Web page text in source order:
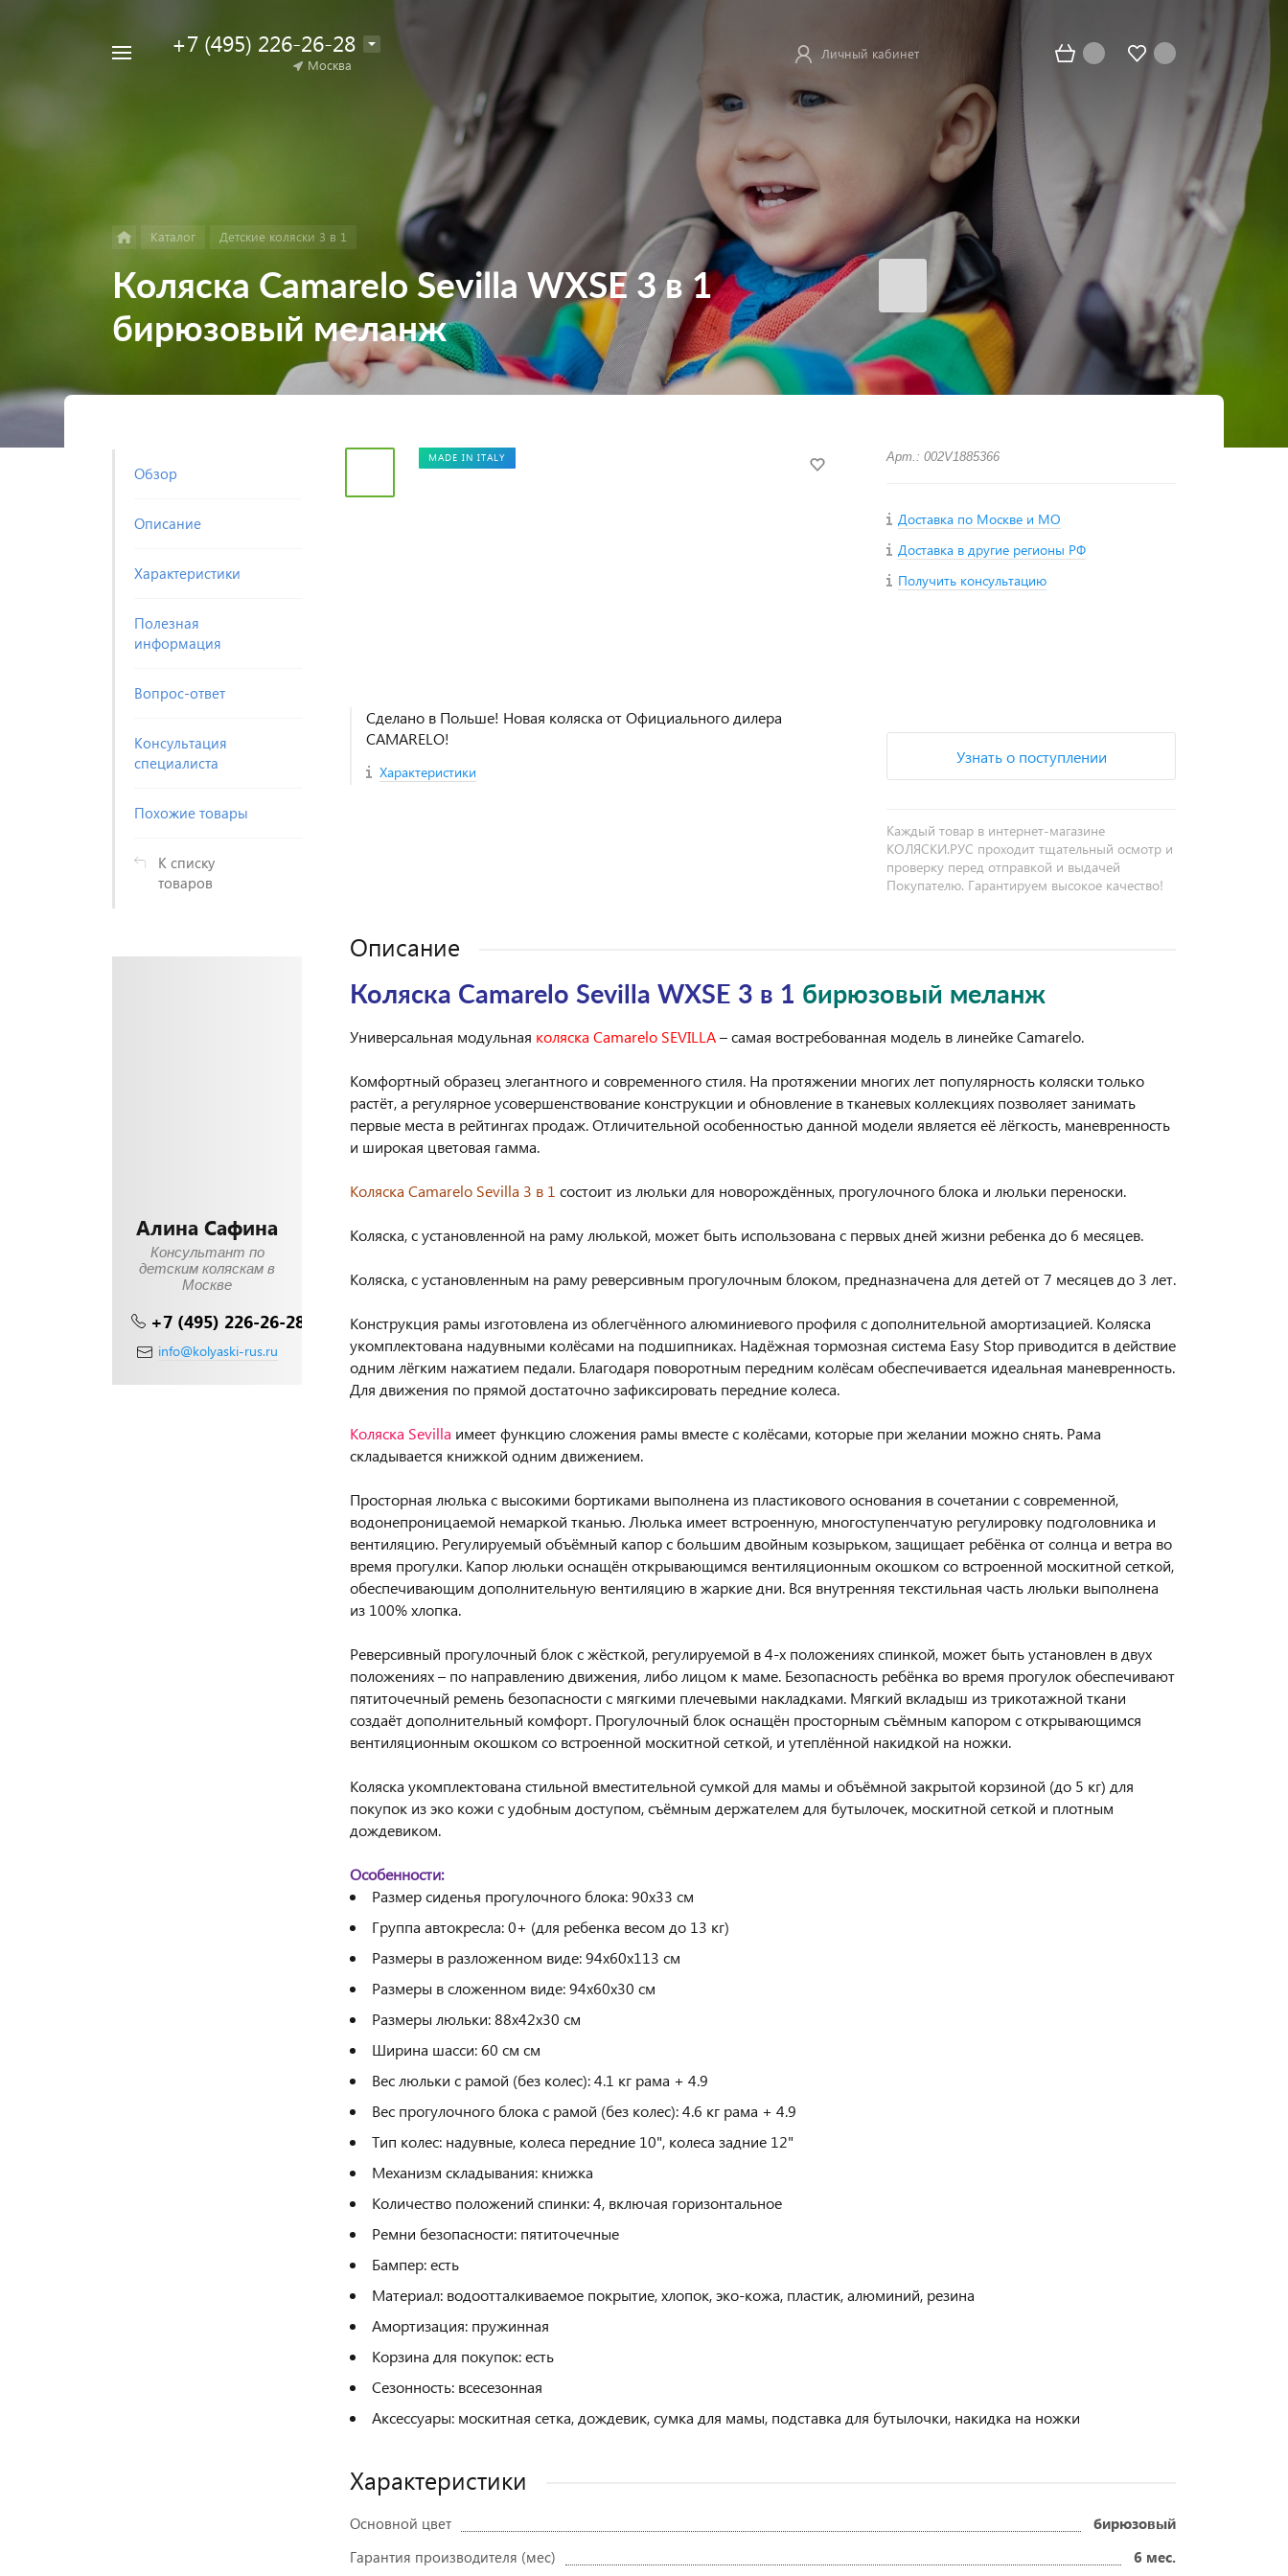
+7 (495) 226-26-28
Москва
Личный кабинет
Каталог Детские коляски 3 в 1
Коляска Camarelo Sevilla WXSE 3 в 1
бирюзовый меланж
Обзор
Описание
Характеристики
Полезная
информация
Вопрос-ответ
Консультация
специалиста
Похожие товары
К списку
товаров
Алина Сафина
Консультант по
детским коляскам в
Москве
+7 (495) 226-26-28
info@kolyaski-rus.ru
MADE IN ITALY
Сделано в Польше! Новая коляска от Официального дилера
CAMARELO!
Характеристики
Арт.: 002V1885366
Доставка по Москве и МО
Доставка в другие регионы РФ
Получить консультацию
Узнать о поступлении
Каждый товар в интернет-магазине
КОЛЯСКИ.РУС проходит тщательный осмотр и
проверку перед отправкой и выдачей
Покупателю. Гарантируем высокое качество!
Описание
Коляска Camarelo Sevilla WXSE 3 в 1 бирюзовый меланж
Универсальная модульная коляска Camarelo SEVILLA– самая востребованная модель в линейке Camarelo.
Комфортный образец элегантного и современного стиля. На протяжении многих лет популярность коляски только
растёт, а регулярное усовершенствование конструкции и обновление в тканевых коллекциях позволяет занимать
первые места в рейтингах продаж. Отличительной особенностью данной модели является её лёгкость, маневренность
и широкая цветовая гамма.
Коляска Camarelo Sevilla 3 в 1 состоит из люльки для новорождённых, прогулочного блока и люльки переноски.
Коляска, с установленной на раму люлькой, может быть использована с первых дней жизни ребенка до 6 месяцев.
Коляска, с установленным на раму реверсивным прогулочным блоком, предназначена для детей от 7 месяцев до 3 лет.
Конструкция рамы изготовлена из облегчённого алюминиевого профиля с дополнительной амортизацией. Коляска
укомплектована надувными колёсами на подшипниках. Надёжная тормозная система Easy Stop приводится в действие
одним лёгким нажатием педали. Благодаря поворотным передним колёсам обеспечивается идеальная маневренность.
Для движения по прямой достаточно зафиксировать передние колеса.
Коляска Sevilla имеет функцию сложения рамы вместе с колёсами, которые при желании можно снять. Рама
складывается книжкой одним движением.
Просторная люлька с высокими бортиками выполнена из пластикового основания в сочетании с современной,
водонепроницаемой немаркой тканью. Люлька имеет встроенную, многоступенчатую регулировку подголовника и
вентиляцию. Регулируемый объёмный капор с большим двойным козырьком, защищает ребёнка от солнца и ветра во
время прогулки. Капор люльки оснащён открывающимся вентиляционным окошком со встроенной москитной сеткой,
обеспечивающим дополнительную вентиляцию в жаркие дни. Вся внутренняя текстильная часть люльки выполнена
из 100% хлопка.
Реверсивный прогулочный блок с жёсткой, регулируемой в 4-х положениях спинкой, может быть установлен в двух
положениях – по направлению движения, либо лицом к маме. Безопасность ребёнка во время прогулок обеспечивают
пятиточечный ремень безопасности с мягкими плечевыми накладками. Мягкий вкладыш из трикотажной ткани
создаёт дополнительный комфорт. Прогулочный блок оснащён просторным съёмным капором с открывающимся
вентиляционным окошком со встроенной москитной сеткой, и утеплённой накидкой на ножки.
Коляска укомплектована стильной вместительной сумкой для мамы и объёмной закрытой корзиной (до 5 кг) для
покупок из эко кожи с удобным доступом, съёмным держателем для бутылочек, москитной сеткой и плотным
дождевиком.
Особенности:
Размер сиденья прогулочного блока: 90x33 см
Группа автокресла: 0+ (для ребенка весом до 13 кг)
Размеры в разложенном виде: 94x60x113 см
Размеры в сложенном виде: 94x60x30 см
Размеры люльки: 88x42x30 см
Ширина шасси: 60 см см
Вес люльки с рамой (без колес): 4.1 кг рама + 4.9
Вес прогулочного блока с рамой (без колес): 4.6 кг рама + 4.9
Тип колес: надувные, колеса передние 10", колеса задние 12"
Механизм складывания: книжка
Количество положений спинки: 4, включая горизонтальное
Ремни безопасности: пятиточечные
Бампер: есть
Материал: водоотталкиваемое покрытие, хлопок, эко-кожа, пластик, алюминий, резина
Амортизация: пружинная
Корзина для покупок: есть
Сезонность: всесезонная
Аксессуары: москитная сетка, дождевик, сумка для мамы, подставка для бутылочки, накидка на ножки
Характеристики
Основной цвет
бирюзовый
Гарантия производителя (мес)
6 мес.